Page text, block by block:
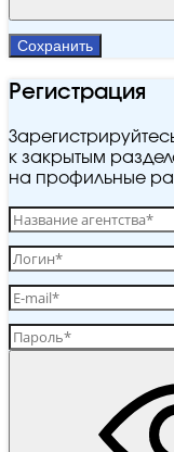
Сохранить
Регистрация
к закрытым
на профильные